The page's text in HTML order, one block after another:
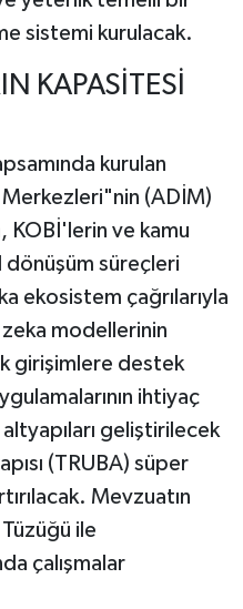
sistemi kurulacak.
KAPASİTESİ
kurulan
(ADİM)
KOBİ'lerin ve kamu
dönüşüm süreçleri
ekosistem çağrılarıyla
modellerinin
girişimlere destek
ihtiyaç
geliştirilecek
(TRUBA) süper
Mevzuatın
ile
çalışmalar